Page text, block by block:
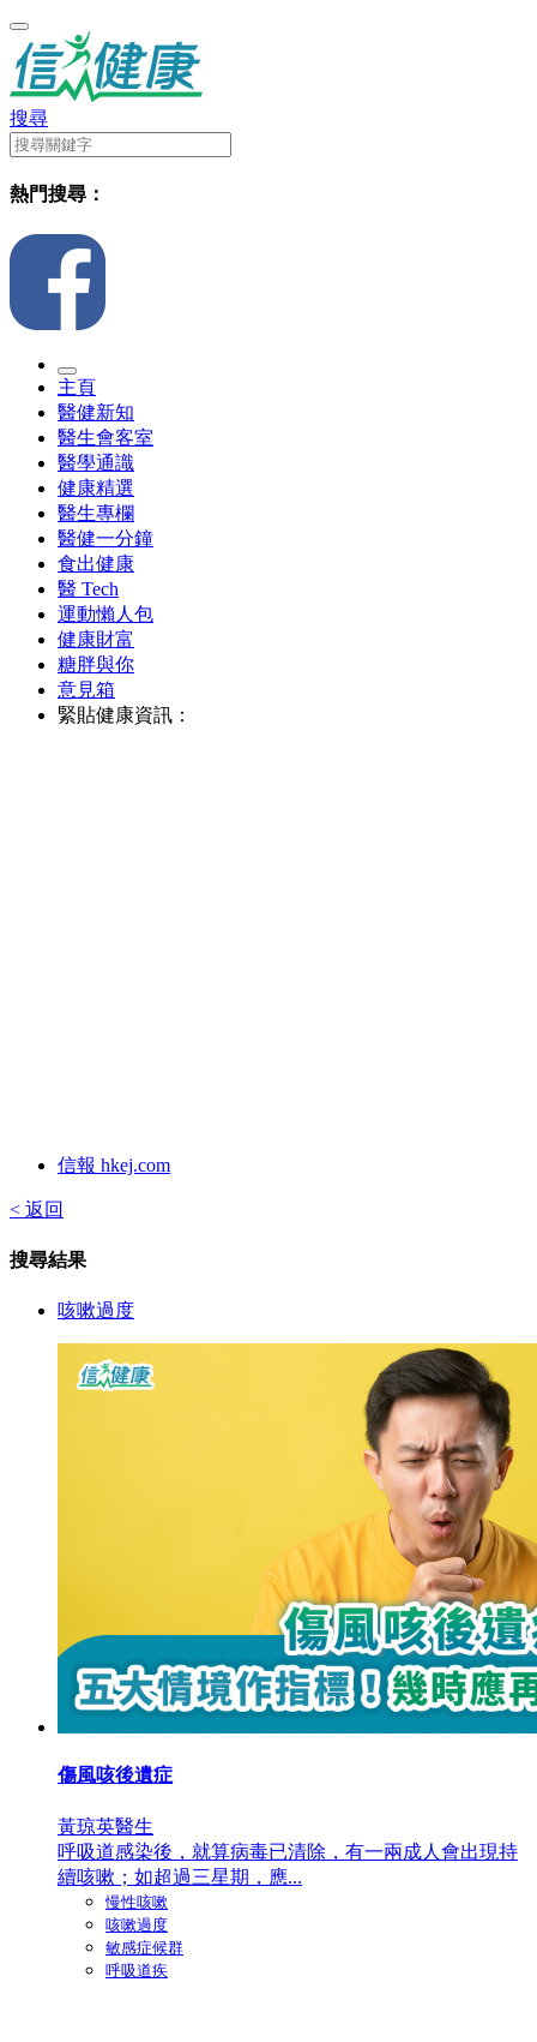
搜尋
熱門搜尋：
主頁
醫健新知
醫生會客室
醫學通識
健康精選
醫生專欄
醫健一分鐘
食出健康
醫 Tech
運動懶人包
健康財富
糖胖與你
意見箱
緊貼健康資訊：
信報 hkej.com
< 返回
搜尋結果
咳嗽過度
傷風咳後遺症
黃琼英醫生
呼吸道感染後，就算病毒已清除，有一兩成人會出現持
續咳嗽；如超過三星期，應...
慢性咳嗽
咳嗽過度
敏感症候群
呼吸道疾